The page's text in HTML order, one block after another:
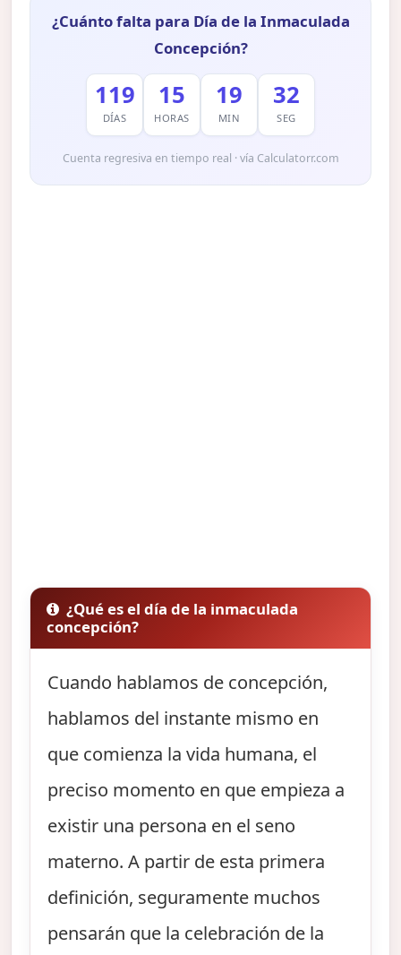
¿Cuánto falta para Día de la Inmaculada
Concepción?
119
DÍAS
15
HORAS
19
MIN
31
SEG
Cuenta regresiva en tiempo real · vía Calculatorr.com
¿Qué es el día de la inmaculada
concepción?
Cuando hablamos de concepción,
hablamos del instante mismo en
que comienza la vida humana, el
preciso momento en que empieza a
existir una persona en el seno
materno. A partir de esta primera
definición, seguramente muchos
pensarán que la celebración de la